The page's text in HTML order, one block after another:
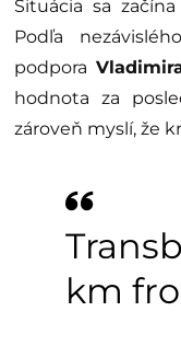
Situácia sa
Podľa
podpora
hodnota za
zároveň myslí, že
km